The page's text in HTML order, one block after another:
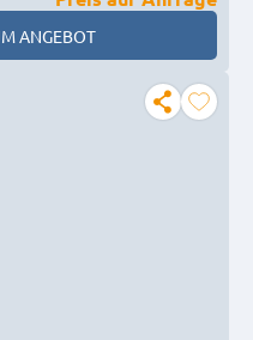
ANGEBOT